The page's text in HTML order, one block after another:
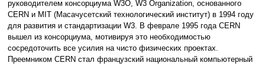
руководителем консорциума W3O, W3 Organization, основанного
CERN и MIT (Масачусетский технологический институт) в 1994 году
для развития и стандартизации W3. В феврале 1995 года СERN
вышел из консорциума, мотивируя это необходимостью
сосредоточить все усилия на чисто физических проектах.
Преемником CERN стал французский национальный компьютерный